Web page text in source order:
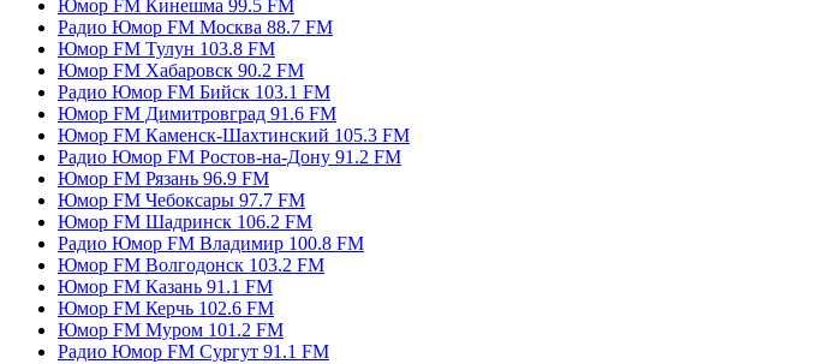
Юмор FM Кинешма 99.5 FM
Радио Юмор FM Москва 88.7 FM
Юмор FM Тулун 103.8 FM
Юмор FM Хабаровск 90.2 FM
Радио Юмор FM Бийск 103.1 FM
Юмор FM Димитровград 91.6 FM
Юмор FM Каменск-Шахтинский 105.3 FM
Радио Юмор FM Ростов-на-Дону 91.2 FM
Юмор FM Рязань 96.9 FM
Юмор FM Чебоксары 97.7 FM
Юмор FM Шадринск 106.2 FM
Радио Юмор FM Владимир 100.8 FM
Юмор FM Волгодонск 103.2 FM
Юмор FM Казань 91.1 FM
Юмор FM Керчь 102.6 FM
Юмор FM Муром 101.2 FM
Радио Юмор FM Сургут 91.1 FM